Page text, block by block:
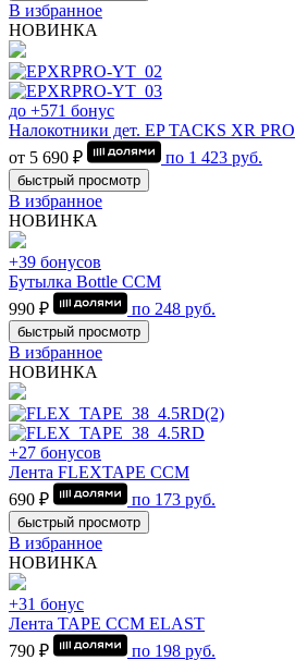
В избранное
НОВИНКА
до +571 бонус
Налокотники дет. EP TACKS XR PRO
от 5 690 ₽
по 1 423 руб.
быстрый просмотр
В избранное
НОВИНКА
+39 бонусов
Бутылка Bottle CCM
990 ₽
по 248 руб.
быстрый просмотр
В избранное
НОВИНКА
+27 бонусов
Лента FLEXTAPE CCM
690 ₽
по 173 руб.
быстрый просмотр
В избранное
НОВИНКА
+31 бонус
Лента TAPE CCM ELAST
790 ₽
по 198 руб.